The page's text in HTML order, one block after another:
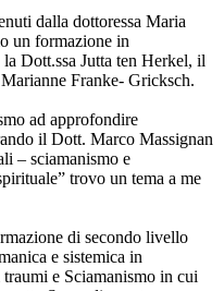
dalla dottoressa Maria
un formazione in
Dott.ssa Jutta ten Herkel, il
Franke- Gricksch.
ad approfondire
il Dott. Marco Massignan
– sciamanismo e
trovo un tema a me
di secondo livello
e sistemica in
e Sciamanismo in cui